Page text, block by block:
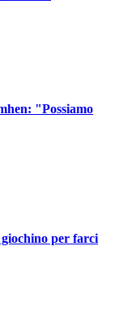
"Possiamo
per farci